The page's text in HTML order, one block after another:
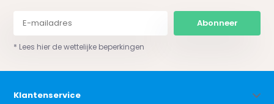
Abonneer
* Lees hier de wettelijke beperkingen
Klantenservice